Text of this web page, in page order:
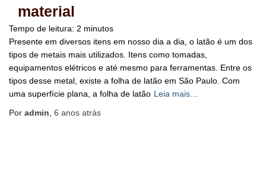
material
Tempo de leitura: 2 minutos
Presente em diversos itens em nosso dia a dia, o latão é um dos
tipos de metais mais utilizados. Itens como tomadas,
equipamentos elétricos e até mesmo para ferramentas. Entre os
tipos desse metal, existe a folha de latão em São Paulo. Com
uma superfície plana, a folha de latão Leia mais…
Por admin, 6 anos atrás